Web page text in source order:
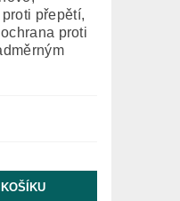
přepětí,
proti